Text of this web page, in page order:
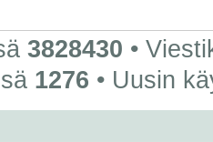
3828430 •
1276 • Uusin